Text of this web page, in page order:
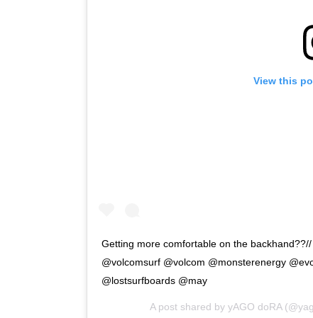
View this
Getting more comfortable on the
@volcomsurf @volcom @monsterenergy
@lostsurfboards @may
A post shared by yAGO doRA